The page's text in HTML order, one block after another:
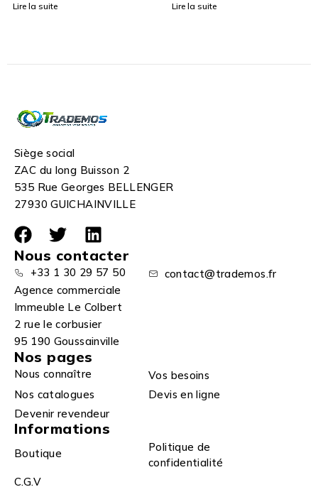
Lire la suite Lire la suite
Siège social
ZAC du long Buisson 2
535 Rue Georges BELLENGER
27930 GUICHAINVILLE
Nous contacter
+33 1 30 29 57 50
contact@trademos.fr
Agence commerciale
Immeuble Le Colbert
2 rue le corbusier
95 190 Goussainville
Nos pages
Nous connaître
Vos besoins
Nos catalogues
Devis en ligne
Devenir revendeur
Informations
Boutique
Politique de
confidentialité
C.G.V